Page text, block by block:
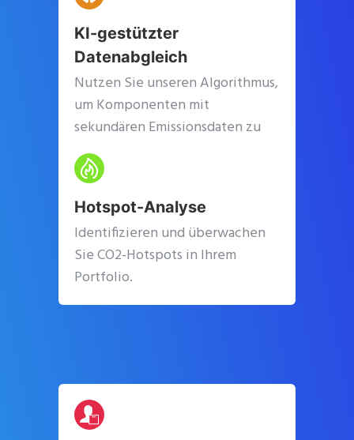
KI-gestützter
Datenabgleich
Nutzen Sie unseren Algorithmus,
um Komponenten mit
sekundären Emissionsdaten zu
verknüpfen.
Hotspot-Analyse
Identifizieren und überwachen
Sie CO2-Hotspots in Ihrem
Portfolio.